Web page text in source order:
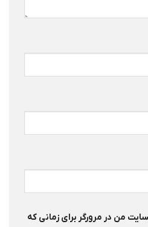
من در مرورگر برای زمانی که